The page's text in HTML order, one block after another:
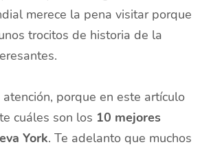
merece la pena visitar porque
trocitos de historia de la
porque en este artículo
cuáles son los 10 mejores
York. Te adelanto que muchos